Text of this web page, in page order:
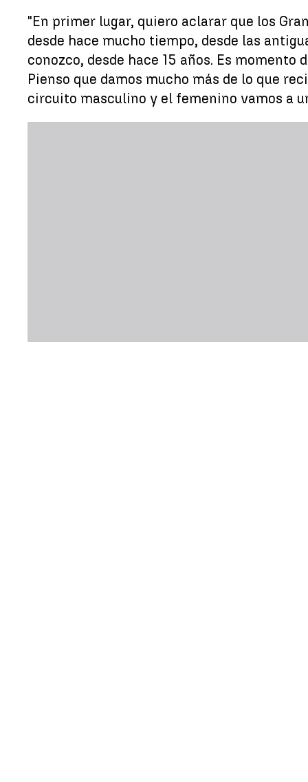
"En primer lugar, quiero aclarar que los
desde hace mucho tiempo, desde las
conozco, desde hace 15 años. Es
Pienso que damos mucho más de lo que
circuito masculino y el femenino vamos a